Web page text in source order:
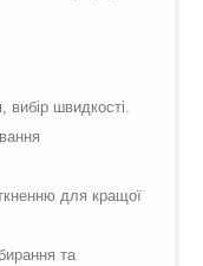
вибір швидкості.
для кращої
та